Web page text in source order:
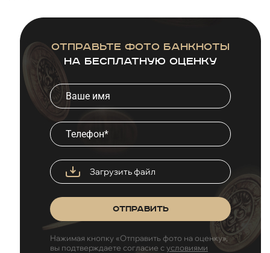
Отправьте фото банкноты
на бесплатную оценку
Загрузить файл
Отправить
Нажимая кнопку «Отправить фото на оценку»,
вы подтверждаете согласие сусловиями